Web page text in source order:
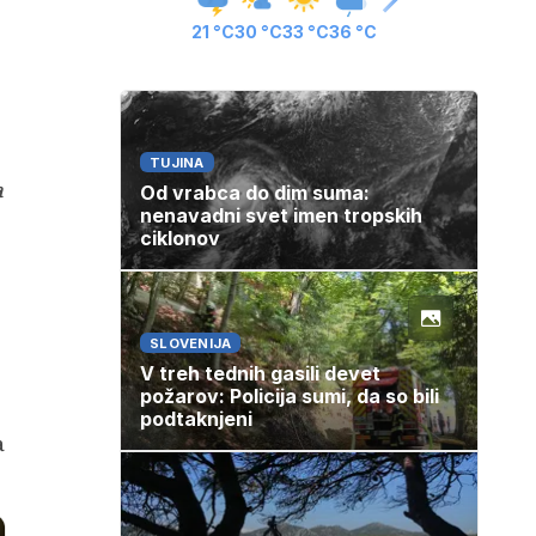
21 °C30 °C33 °C36 °C
TUJINA
Od vrabca do dim suma:
nenavadni svet imen tropskih
ciklonov
SLOVENIJA
V treh tednih gasili devet
požarov: Policija sumi, da so bili
podtaknjeni